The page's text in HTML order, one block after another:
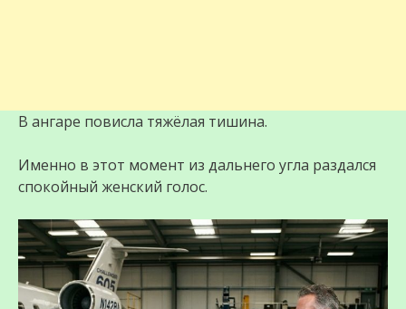
В ангаре повисла тяжёлая тишина.
Именно в этот момент из дальнего угла раздался
спокойный женский голос.